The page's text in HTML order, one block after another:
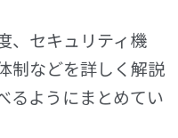
、セキュリティ機
制などを詳しく解説
るようにまとめてい